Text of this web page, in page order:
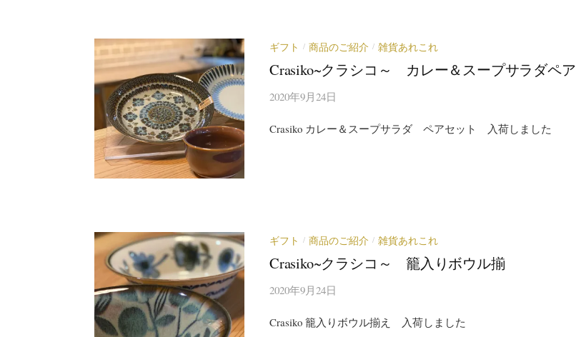
ギフト / 商品のご紹介 / 雑貨あれこれ
Crasiko~クラシコ～ カレー＆スープサラダペア
2020年9月24日
Crasiko カレー＆スープサラダ ペアセット 入荷しました
ギフト / 商品のご紹介 / 雑貨あれこれ
Crasiko~クラシコ～ 籠入りボウル揃
2020年9月24日
Crasiko 籠入りボウル揃え 入荷しました